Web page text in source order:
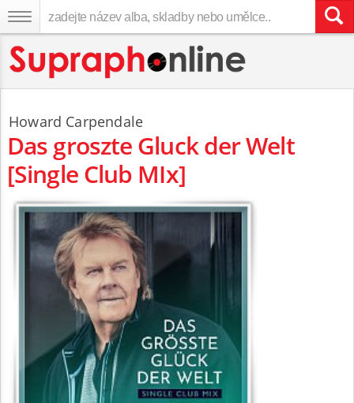
Howard Carpendale
Das groszte Gluck der Welt
[Single Club MIx]